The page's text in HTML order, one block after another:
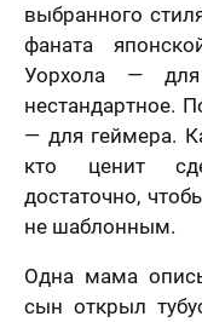
выбранного
фаната
Уорхола —
нестандартное.
— для геймера.
кто ценит
достаточно,
не шаблонным.
Одна мама
сын открыл